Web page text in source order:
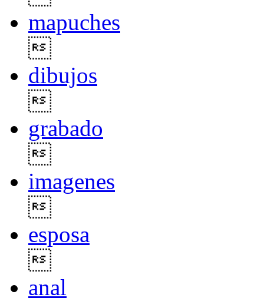
mapuches
dibujos
grabado
imagenes
esposa
anal